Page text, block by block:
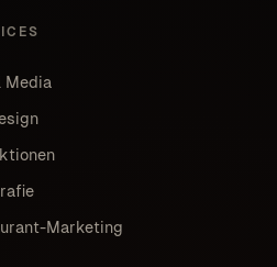
Media
Marketing